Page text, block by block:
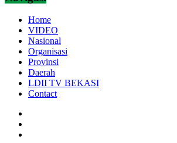
Home
VIDEO
Nasional
Organisasi
Provinsi
Daerah
LDII TV BEKASI
Contact